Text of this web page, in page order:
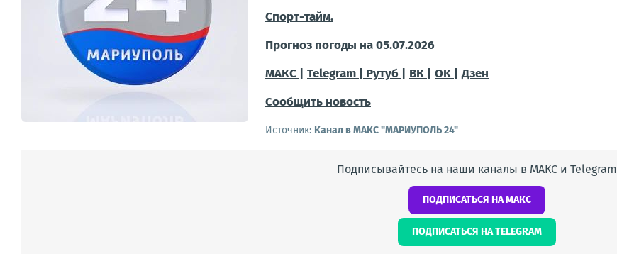
Спорт-тайм.
Прогноз погоды на 05.07.2026
МАКС |
Telegram | Рутуб | ВК | OK |
Дзен
Сообщить новость
Источник: Канал в МАКС "МАРИУПОЛЬ 24"
Подписывайтесь на наши каналы в МАКС и Telegram
ПОДПИСАТЬСЯ НА МАКС
ПОДПИСАТЬСЯ НА TELEGRAM